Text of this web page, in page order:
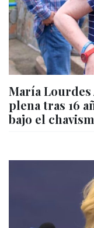
María
plena tras 16
bajo el